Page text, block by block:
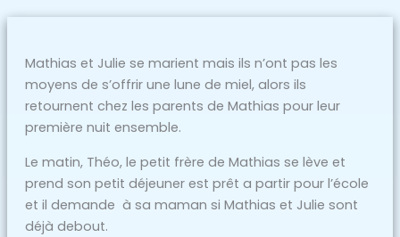
Mathias et Julie se marient mais ils n’ont pas les
moyens de s’offrir une lune de miel, alors ils
retournent chez les parents de Mathias pour leur
première nuit ensemble.
Le matin, Théo, le petit frère de Mathias se lève et
prend son petit déjeuner est prêt a partir pour l’école
et il demande à sa maman si Mathias et Julie sont
déjà debout.